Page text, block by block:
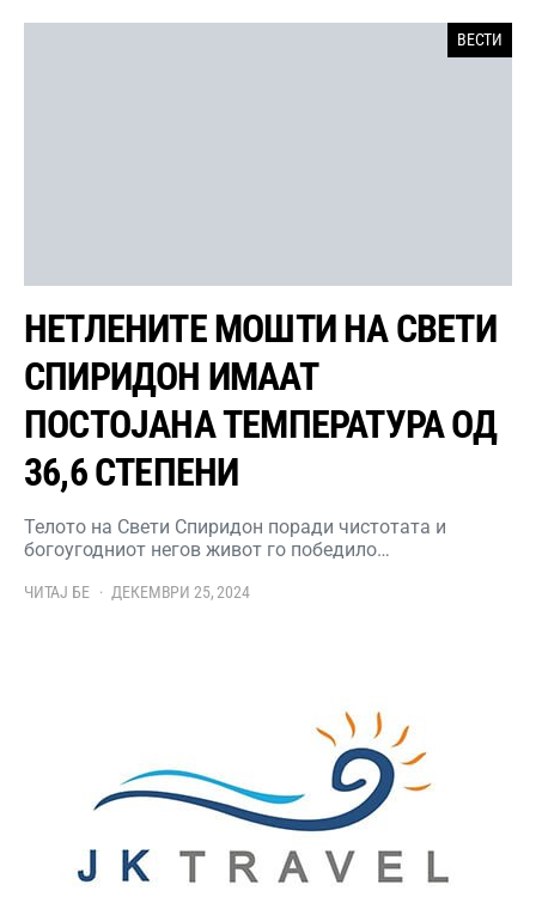
ВЕСТИ
НЕТЛЕНИТЕ МОШТИ НА СВЕТИ
СПИРИДОН ИМААТ
ПОСТОЈАНА ТЕМПЕРАТУРА ОД
36,6 СТЕПЕНИ
Телото на Свети Спиридон поради чистотата и
богоугодниот негов живот го победило…
ЧИТАЈ БЕ ДЕКЕМВРИ 25, 2024